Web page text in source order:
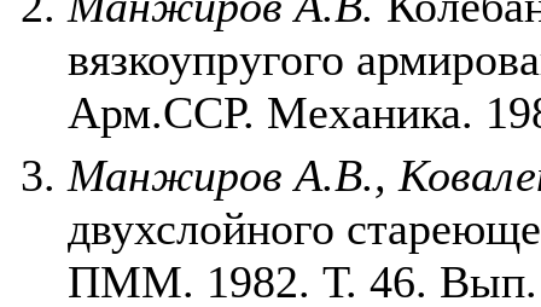
вязкоупругого
Арм.ССР. Механика.
Манжиров А.В.,
двухслойного
ПММ. 1982. Т. 46. Вып.